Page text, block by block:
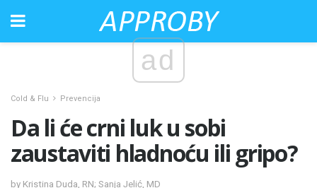
ad
Cold & Flu Prevencija
Da li će crni luk u sobi
zaustaviti hladnoću ili gripo?
by Kristina Duda, RN; Sanja Jelić, MD